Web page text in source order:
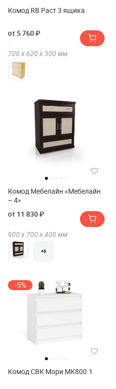
Комод RB Раст 3 ящика
от 5 760 ₽
700 х 620 х300 мм
Комод Мебелайн «Мебелайн
– 4»
от 11 830 ₽
900 х 700 х400 мм
+6
-5%
Комод СВК Мори МК800.1